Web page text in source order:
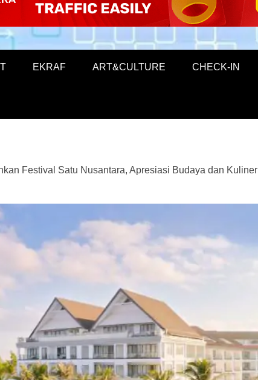
EKRAF ART&CULTURE CHECK-IN
Festival Satu Nusantara, Apresiasi Budaya dan Kuliner